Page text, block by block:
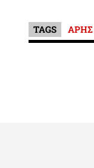
TAGS ΑΡΗΣ